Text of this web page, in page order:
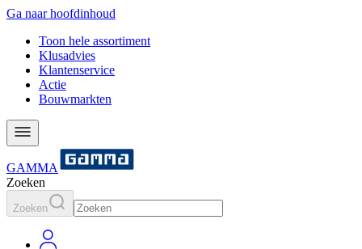
Ga naar hoofdinhoud
Toon hele assortiment
Klusadvies
Klantenservice
Actie
Bouwmarkten
GAMMA
Zoeken
Zoeken